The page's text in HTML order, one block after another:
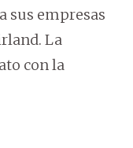
sus empresas
La
con la